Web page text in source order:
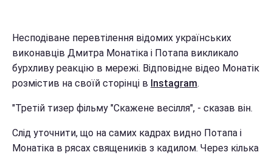
Несподіване перевтілення відомих українських
виконавців Дмитра Монатіка і Потапа викликало
бурхливу реакцію в мережі. Відповідне відео Монатік
розмістив на своїй сторінці в Instagram.
"Третій тизер фільму "Скажене весілля", - сказав він.
Слід уточнити, що на самих кадрах видно Потапа і
Монатіка в рясах священиків з кадилом. Через кілька